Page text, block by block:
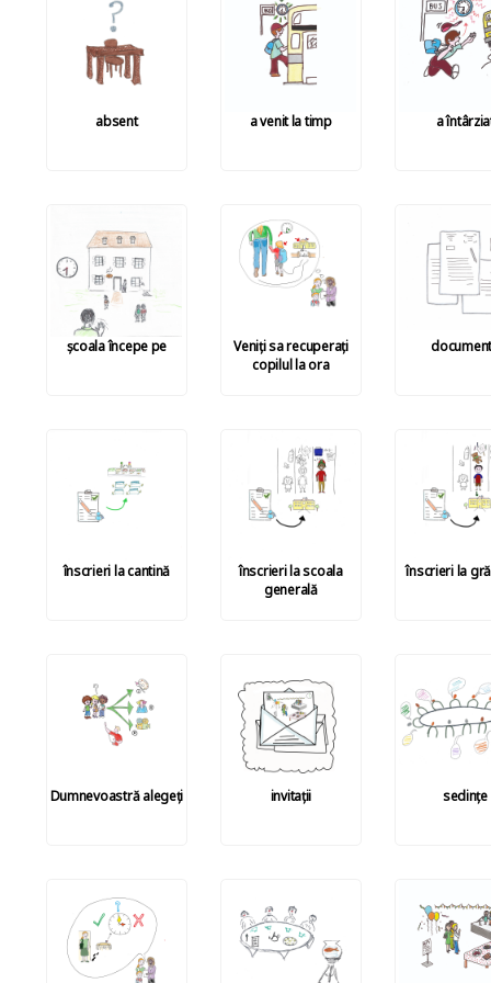
absent a venit la timp a
școala începe pe
Veniți sa recuperați
copilul la ora
înscrieri la cantină
înscrieri la scoala
generală
înscrieri la
Dumnevoastră alegeți invitații sedințe